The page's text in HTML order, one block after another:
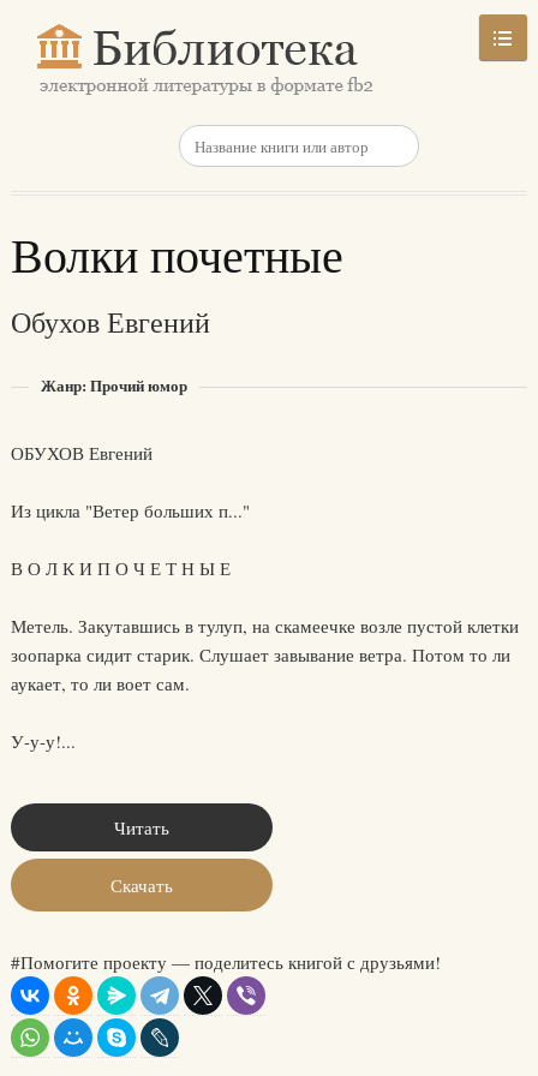
Волки почетные
Обухов Евгений
Жанр: Прочий юмор
ОБУХОВ Евгений
Из цикла "Ветер больших п..."
В О Л К И П О Ч Е Т Н Ы Е
Метель. Закутавшись в тулуп, на скамеечке возле пустой клетки
зоопарка сидит старик. Слушает завывание ветра. Потом то ли
аукает, то ли воет сам.
У-у-у!...
Читать
Скачать
#Помогите проекту — поделитесь книгой с друзьями!